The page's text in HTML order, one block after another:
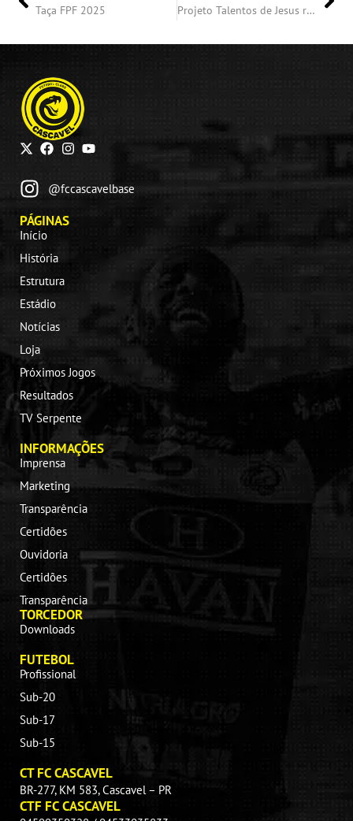
Taça FPF 2025 Projeto Talentos de Jesus realiza entrega de presentes e reforça compromisso com a comunidade em Boa Esperança do Iguaçu
@fccascavelbase
PÁGINAS
Início
História
Estrutura
Estádio
Notícias
Loja
Próximos Jogos
Resultados
TV Serpente
INFORMAÇÕES
Imprensa
Marketing
Transparência
Certidões
Ouvidoria
Certidões
Transparência
TORCEDOR
Downloads
FUTEBOL
Profissional
Sub-20
Sub-17
Sub-15
CT FC CASCAVEL
BR-277, KM 583, Cascavel – PR
CTF FC CASCAVEL